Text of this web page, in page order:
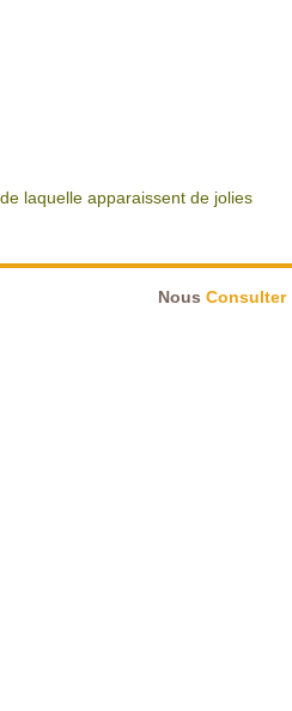
laquelle apparaissent de jolies
Nous Consulter